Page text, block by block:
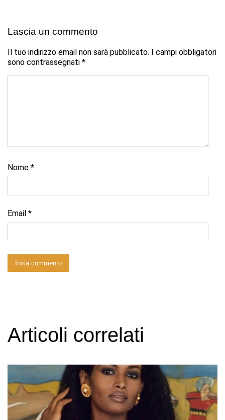
Lascia un commento
Il tuo indirizzo email non sarà pubblicato. I campi obbligatori
sono contrassegnati *
Nome *
Email *
Articoli correlati